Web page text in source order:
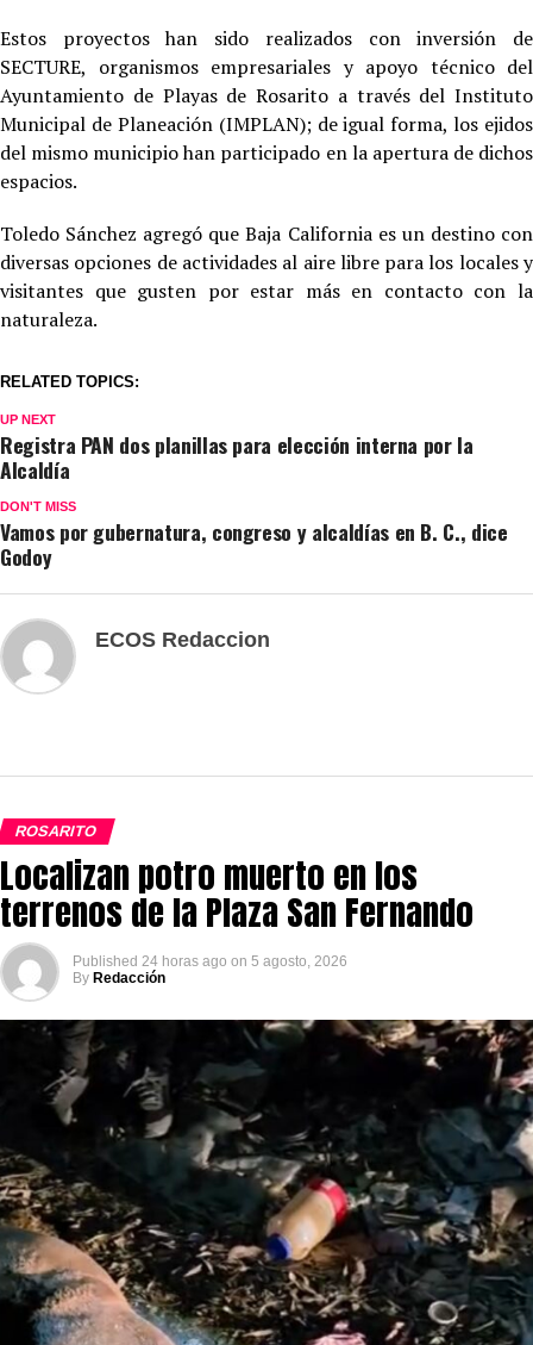
Estos proyectos han sido realizados con inversión de
SECTURE, organismos empresariales y apoyo técnico del
Ayuntamiento de Playas de Rosarito a través del Instituto
Municipal de Planeación (IMPLAN); de igual forma, los ejidos
del mismo municipio han participado en la apertura de dichos
espacios.
Toledo Sánchez agregó que Baja California es un destino con
diversas opciones de actividades al aire libre para los locales y
visitantes que gusten por estar más en contacto con la
naturaleza.
RELATED TOPICS:
UP NEXT
Registra PAN dos planillas para elección interna por la
Alcaldía
DON'T MISS
Vamos por gubernatura, congreso y alcaldías en B. C., dice
Godoy
ECOS Redaccion
ROSARITO
Localizan potro muerto en los
terrenos de la Plaza San Fernando
Published 24 horas ago on 5 agosto, 2026
By Redacción